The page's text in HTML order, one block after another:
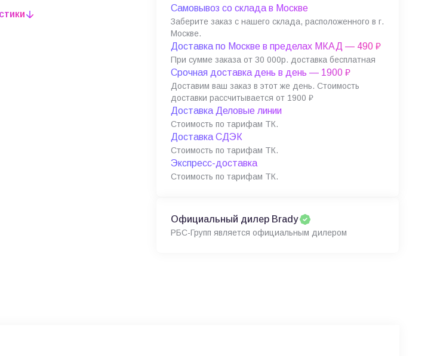
Самовывоз со склада в Москве
Заберите заказ с нашего склада, расположенного в г.
Москве.
Доставка по Москве в пределах МКАД — 490 ₽
При сумме заказа от 30 000р. доставка бесплатная
Срочная доставка день в день — 1900 ₽
Доставим ваш заказ в этот же день. Стоимость
доставки рассчитывается от 1900 ₽
Доставка Деловые линии
Стоимость по тарифам ТК.
Доставка СДЭК
Стоимость по тарифам ТК.
Экспресс-доставка
Стоимость по тарифам ТК.
Официальный дилер Brady
РБС-Групп является официальным дилером